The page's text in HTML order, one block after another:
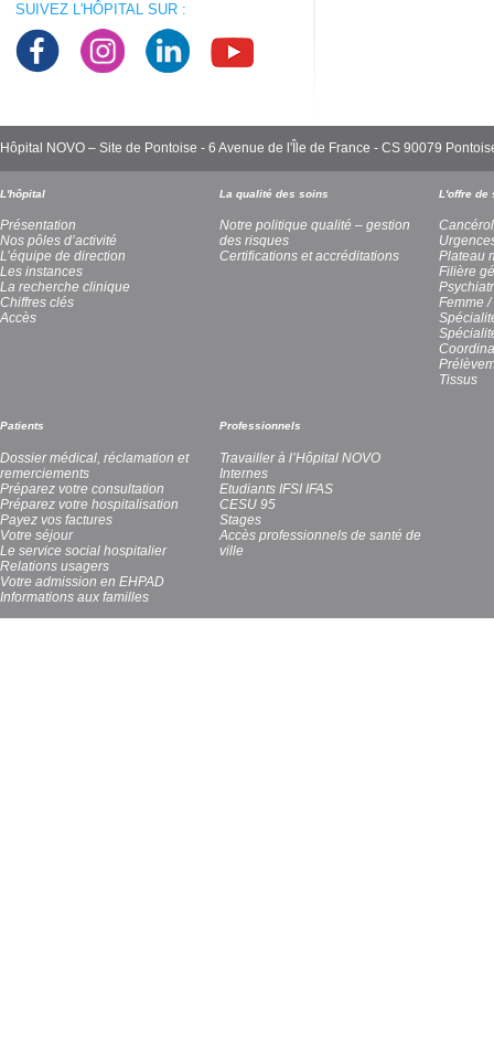
SUIVEZ L'HÔPITAL SUR :
Hôpital NOVO – Site de Pontoise - 6 Avenue de l'Île de France - CS 90079
L'hôpital
Présentation
Nos pôles d’activité
L’équipe de direction
Les instances
La recherche clinique
Chiffres clés
Accès
La qualité des soins
Notre politique qualité – gestion
des risques
Certifications et accréditations
L'offre de
Plateau
Filière
Femme /
Tissus
Patients
Dossier médical, réclamation et
remerciements
Préparez votre consultation
Préparez votre hospitalisation
Payez vos factures
Votre séjour
Le service social hospitalier
Relations usagers
Votre admission en EHPAD
Informations aux familles
Professionnels
Travailler à l’Hôpital NOVO
Internes
Etudiants IFSI IFAS
CESU 95
Stages
Accès professionnels de santé de
ville